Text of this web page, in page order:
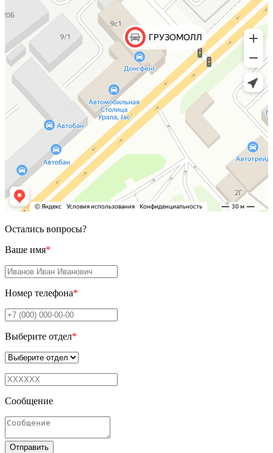
Остались вопросы?
Ваше имя*
Номер телефона*
Выберите отдел*
Сообщение
Отправить